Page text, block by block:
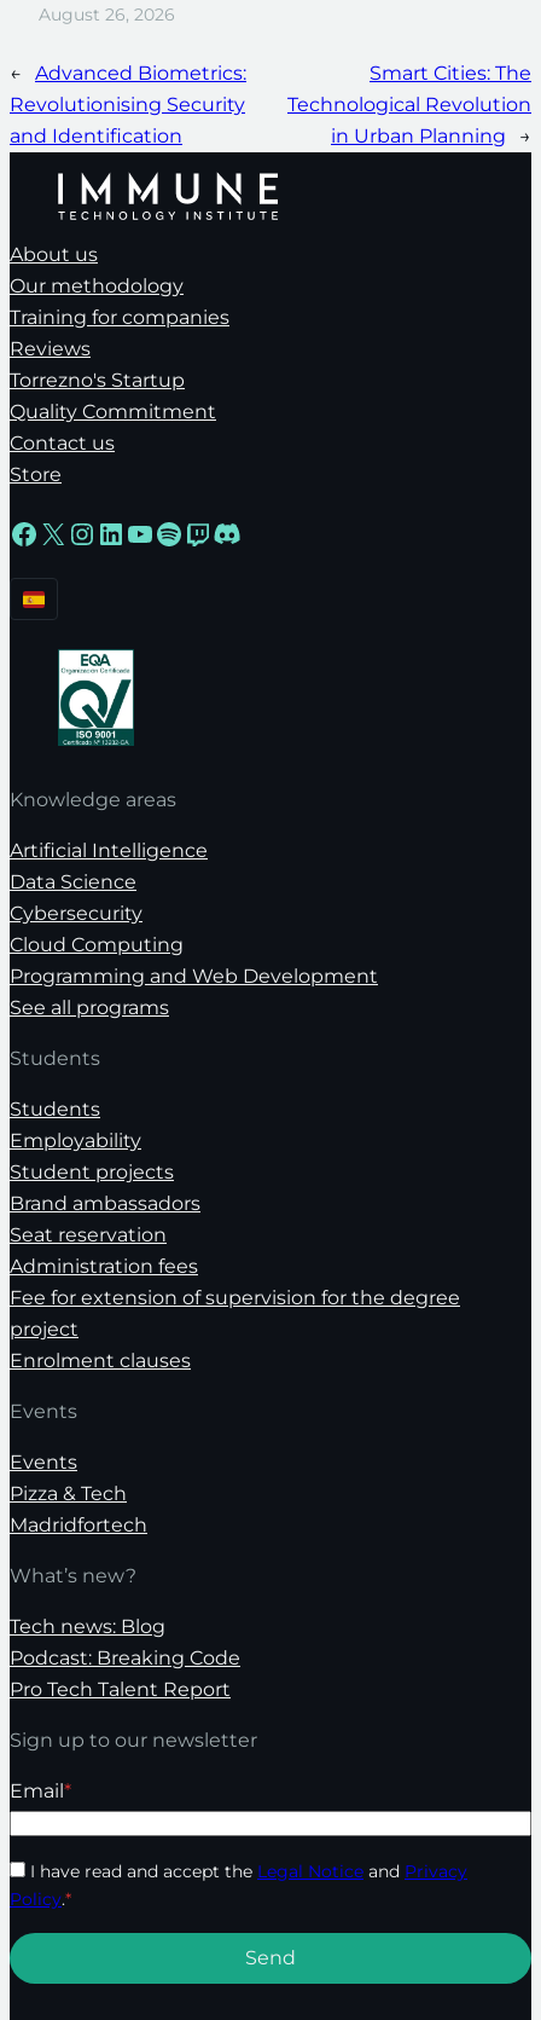
August 26, 2026
←
Advanced Biometrics:
Revolutionising Security
and Identification
Smart Cities: The
Technological Revolution
in Urban Planning
→
About us
Our methodology
Training for companies
Reviews
Torrezno's Startup
Quality Commitment
Contact us
Store
Facebook
X Instagram
LinkedIn
YouTube
Spotify
Twitch
Discord
Knowledge areas
Artificial Intelligence
Data Science
Cybersecurity
Cloud Computing
Programming and Web Development
See all programs
Students
Students
Employability
Student projects
Brand ambassadors
Seat reservation
Administration fees
Fee for extension of supervision for the degree
project
Enrolment clauses
Events
Events
Pizza & Tech
Madridfortech
What’s new?
Tech news: Blog
Podcast: Breaking Code
Pro Tech Talent Report
Sign up to our newsletter
Email *
I have read and accept the Legal Notice and Privacy
Policy.*